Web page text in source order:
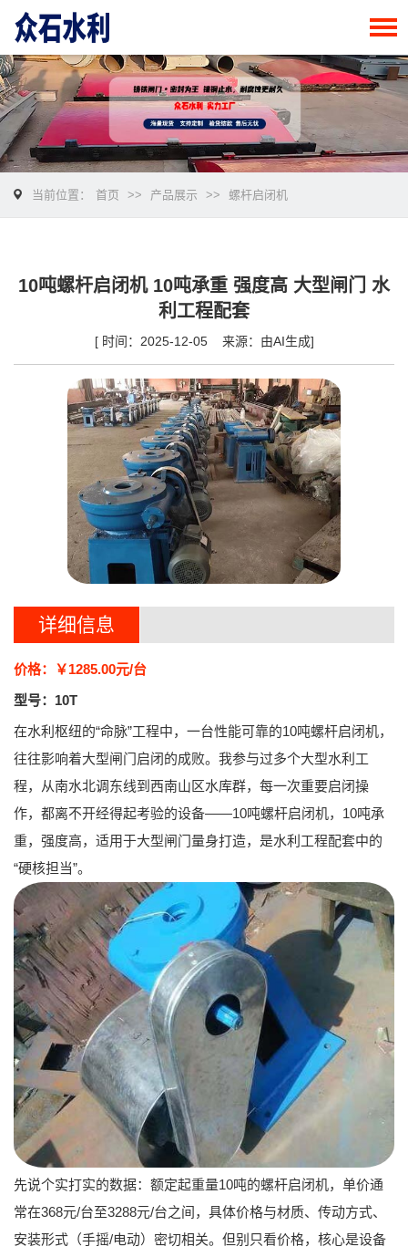
当前位置： 首页 >> 产品展示 >> 螺杆启闭机
10吨螺杆启闭机 10吨承重 强度高 大型闸门 水
利工程配套
[ 时间：2025-12-05 来源：由AI生成]
详细信息
价格：￥1285.00元/台
型号：10T
在水利枢纽的“命脉”工程中，一台性能可靠的10吨螺杆启闭机，
往往影响着大型闸门启闭的成败。我参与过多个大型水利工
程，从南水北调东线到西南山区水库群，每一次重要启闭操
作，都离不开经得起考验的设备——10吨螺杆启闭机，10吨承
重，强度高，适用于大型闸门量身打造，是水利工程配套中的
“硬核担当”。
先说个实打实的数据：额定起重量10吨的螺杆启闭机，单价通
常在368元/台至3288元/台之间，具体价格与材质、传动方式、
安装形式（手摇/电动）密切相关。但别只看价格，核心是设备